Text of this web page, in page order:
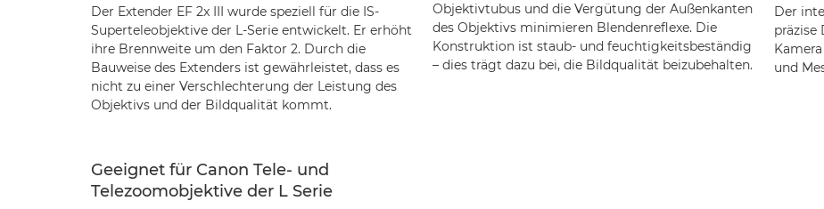
Der Extender EF 2x III wurde speziell für die IS-
Superteleobjektive der L-Serie entwickelt. Er erhöht
ihre Brennweite um den Faktor 2. Durch die
Bauweise des Extenders ist gewährleistet, dass es
nicht zu einer Verschlechterung der Leistung des
Objektivs und der Bildqualität kommt.
Objektivtubus und die Vergütung der Außenkanten
des Objektivs minimieren Blendenreflexe. Die
Konstruktion ist staub- und feuchtigkeitsbeständig
– dies trägt dazu bei, die Bildqualität beizubehalten.
Der
präzise
und
Geeignet für Canon Tele- und
Telezoomobjektive der L Serie